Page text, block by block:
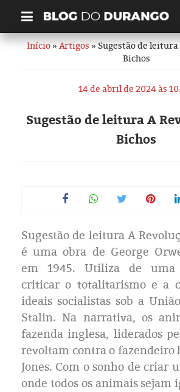
Quem é Durango
Links úteis
Contato
Artigos
História
Eleições 2024
Pesquisas
Política
Livros
Início»Artigos» Sugestão de leitura
Bichos
14 de abril de 2024 às
Sugestão de leitura A
Bichos
Sugestão de leitura A
é uma obra de George
em 1945. Utiliza de uma
criticar o totalitarismo e a
ideais socialistas sob a
Stalin. Na narrativa, os
fazenda inglesa, liderados
revoltam contra o fazendeiro
Jones. Com o sonho de criar
onde todos os animais sejam